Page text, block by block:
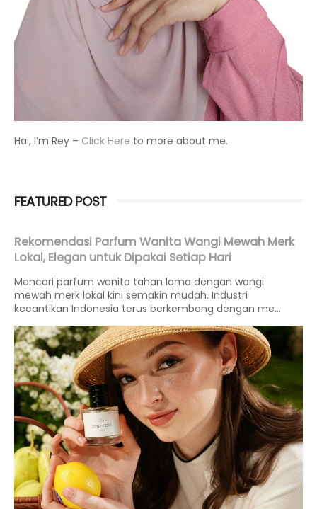
Hai, I’m Rey – Click Here to more about me.
FEATURED POST
Rekomendasi Parfum Wanita Wangi Mewah Merk
Lokal, Elegan untuk Dipakai Setiap Hari
Mencari parfum wanita tahan lama dengan wangi
mewah merk lokal kini semakin mudah. Industri
kecantikan Indonesia terus berkembang dengan me...